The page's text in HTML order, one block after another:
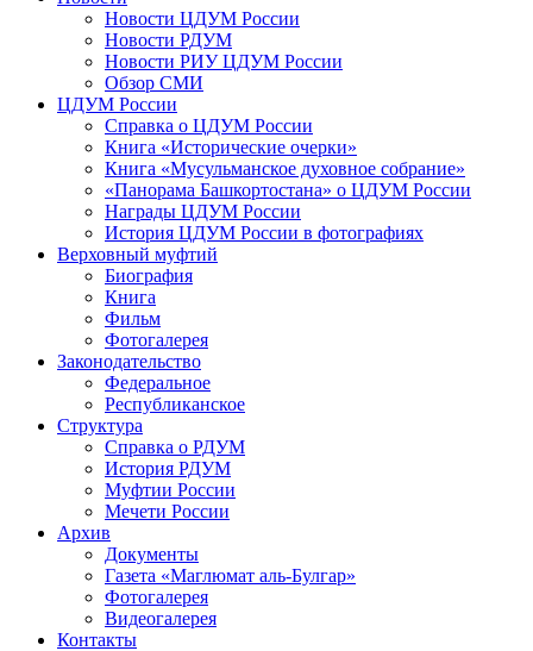
Новости ЦДУМ России
Новости РДУМ
Новости РИУ ЦДУМ России
Обзор СМИ
ЦДУМ России
Справка о ЦДУМ России
Книга «Исторические очерки»
Книга «Мусульманское духовное собрание»
«Панорама Башкортостана» о ЦДУМ России
Награды ЦДУМ России
История ЦДУМ России в фотографиях
Верховный муфтий
Биография
Книга
Фильм
Фотогалерея
Законодательство
Федеральное
Республиканское
Структура
Справка о РДУМ
История РДУМ
Муфтии России
Мечети России
Архив
Документы
Газета «Маглюмат аль-Булгар»
Фотогалерея
Видеогалерея
Контакты